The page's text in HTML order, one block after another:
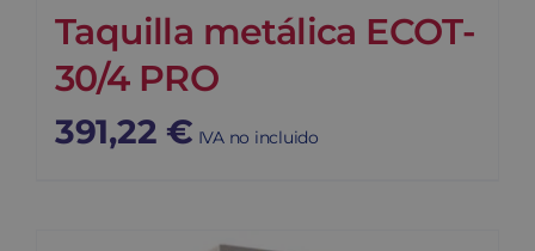
Taquilla metálica ECOT-
30/4 PRO
391,22 € IVA no incluido